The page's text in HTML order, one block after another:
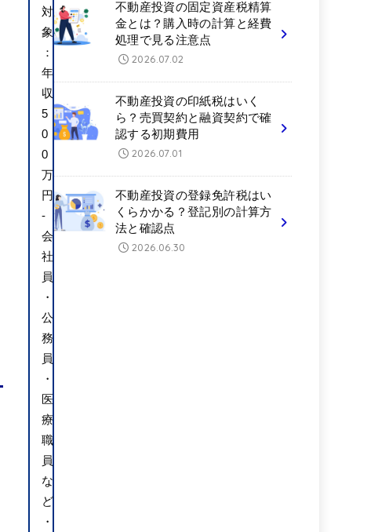
不動産投資の固定資産税精算
金とは？購入時の計算と経費
処理で見る注意点
2026.07.02
不動産投資の印紙税はいく
ら？売買契約と融資契約で確
認する初期費用
2026.07.01
不動産投資の登録免許税はい
くらかかる？登記別の計算方
法と確認点
2026.06.30
対
象
：
年
収
5
0
0
万
円
-
会
社
員
・
公
務
員
・
医
療
職
員
な
ど
・